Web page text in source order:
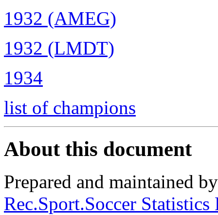
1932 (AMEG)
1932 (LMDT)
1934
list of champions
About this document
Prepared and maintained
Rec.Sport.Soccer